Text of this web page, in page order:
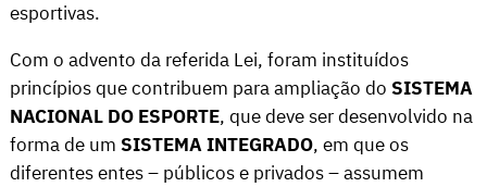
esportivas.
Com o advento da referida Lei, foram instituídos
princípios que contribuem para ampliação do SISTEMA
NACIONAL DO ESPORTE, que deve ser desenvolvido na
forma de um SISTEMA INTEGRADO, em que os
diferentes entes – públicos e privados – assumem